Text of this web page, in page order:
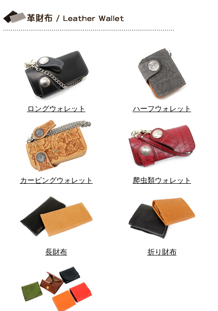
ロングウォレット ハーフウォレット
カービングウォレット 爬虫類ウォレット
長財布 折り財布